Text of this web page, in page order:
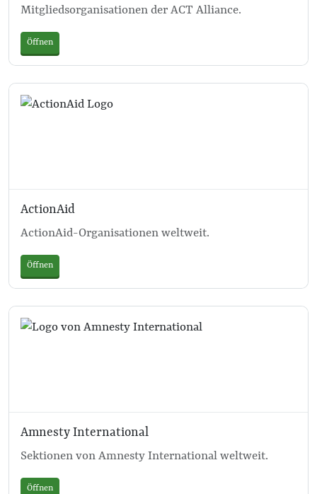
Mitgliedsorganisationen der ACT Alliance.
Öffnen
ActionAid
ActionAid-Organisationen weltweit.
Öffnen
Amnesty International
Sektionen von Amnesty International weltweit.
Öffnen